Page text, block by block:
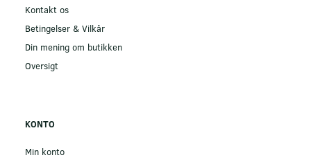
Kontakt os
Betingelser & Vilkår
Din mening om butikken
Oversigt
KONTO
Min konto